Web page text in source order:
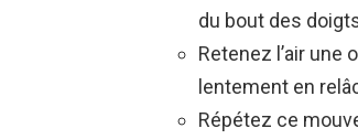
du bout des
Retenez l’air une
lentement en
Répétez ce